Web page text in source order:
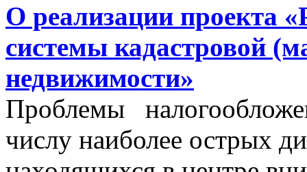
О реализации проекта
системы кадастровой
недвижимости»
Проблемы
числу наиболее острых